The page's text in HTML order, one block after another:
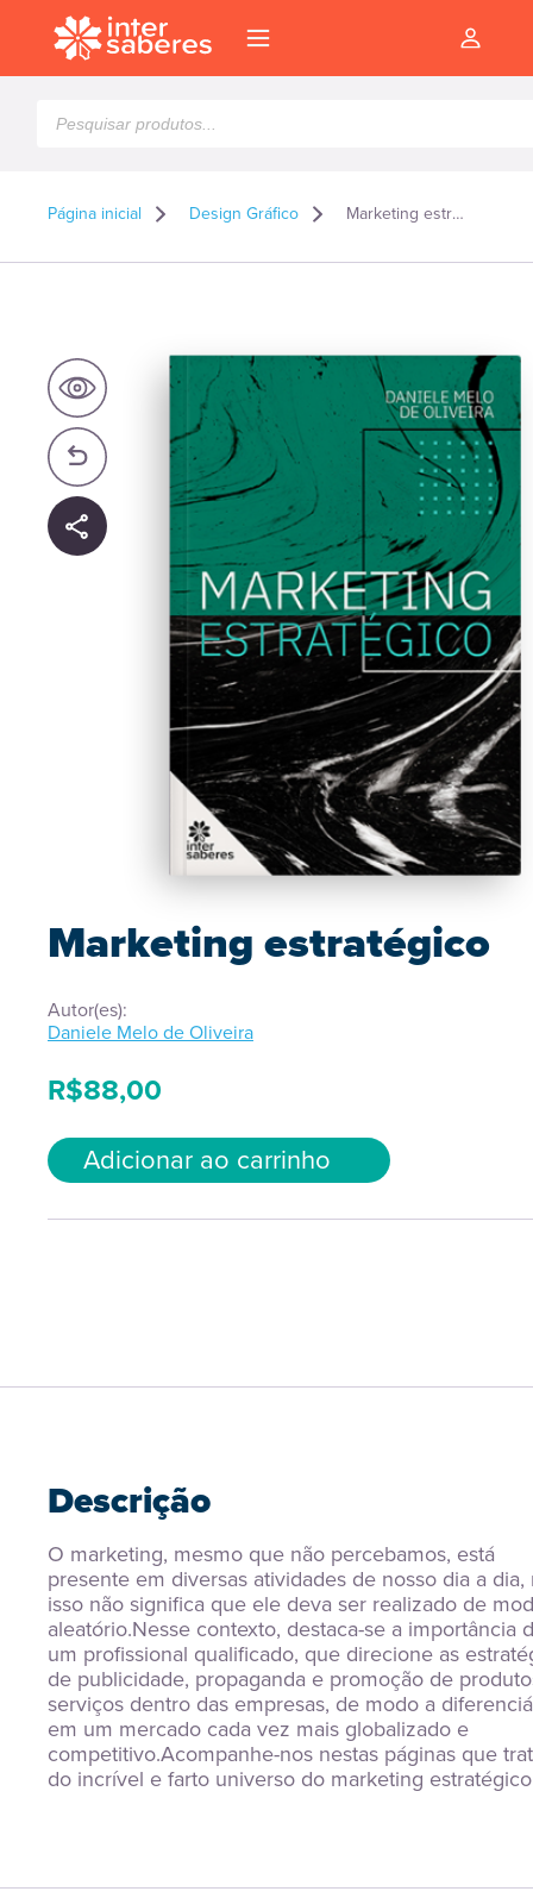
produtos
Página inicial Design Gráfico Marketing estratégico
Marketing estratégico
Autor(es):
Daniele Melo de Oliveira
R$88,00
Adicionar ao carrinho
Descrição
O marketing, mesmo que não percebamos, está
presente em diversas atividades de nosso dia a dia,
isso não significa que ele deva ser realizado de
aleatório.Nesse contexto, destaca-se a importância
um profissional qualificado, que direcione as
de publicidade, propaganda e promoção de
serviços dentro das empresas, de modo a
em um mercado cada vez mais globalizado e
competitivo.Acompanhe-nos nestas páginas que
do incrível e farto universo do marketing